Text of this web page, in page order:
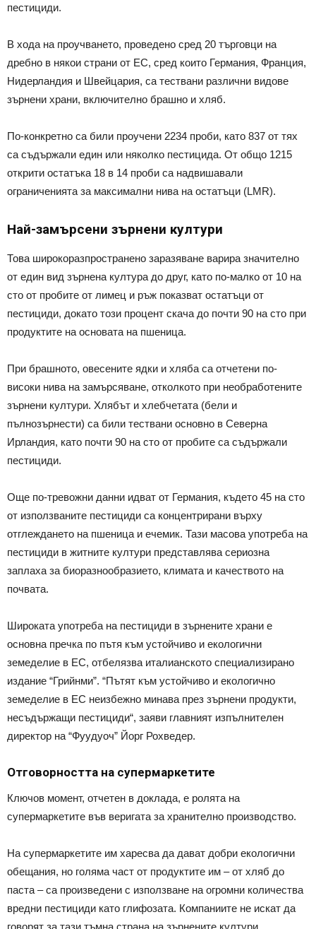
пестициди.
В хода на проучването, проведено сред 20 търговци на
дребно в някои страни от ЕС, сред които Германия, Франция,
Нидерландия и Швейцария, са тествани различни видове
зърнени храни, включително брашно и хляб.
По-конкретно са били проучени 2234 проби, като 837 от тях
са съдържали един или няколко пестицида. От общо 1215
открити остатъка 18 в 14 проби са надвишавали
ограниченията за максимални нива на остатъци (LMR).
Най-замърсени зърнени култури
Това широкоразпространено заразяване варира значително
от един вид зърнена култура до друг, като по-малко от 10 на
сто от пробите от лимец и ръж показват остатъци от
пестициди, докато този процент скача до почти 90 на сто при
продуктите на основата на пшеница.
При брашното, овесените ядки и хляба са отчетени по-
високи нива на замърсяване, отколкото при необработените
зърнени култури. Хлябът и хлебчетата (бели и
пълнозърнести) са били тествани основно в Северна
Ирландия, като почти 90 на сто от пробите са съдържали
пестициди.
Още по-тревожни данни идват от Германия, където 45 на сто
от използваните пестициди са концентрирани върху
отглеждането на пшеница и ечемик. Тази масова употреба на
пестициди в житните култури представлява сериозна
заплаха за биоразнообразието, климата и качеството на
почвата.
Широката употреба на пестициди в зърнените храни е
основна пречка по пътя към устойчиво и екологични
земеделие в ЕС, отбелязва италианското специализирано
издание “Грийнми”. “Пътят към устойчиво и екологично
земеделие в ЕС неизбежно минава през зърнени продукти,
несъдържащи пестициди“, заяви главният изпълнителен
директор на “Фуудуоч” Йорг Рохведер.
Отговорността на супермаркетите
Ключов момент, отчетен в доклада, е ролята на
супермаркетите във веригата за хранително производство.
На супермаркетите им харесва да дават добри екологични
обещания, но голяма част от продуктите им – от хляб до
паста – са произведени с използване на огромни количества
вредни пестициди като глифозата. Компаниите не искат да
говорят за тази тъмна страна на зърнените култури.